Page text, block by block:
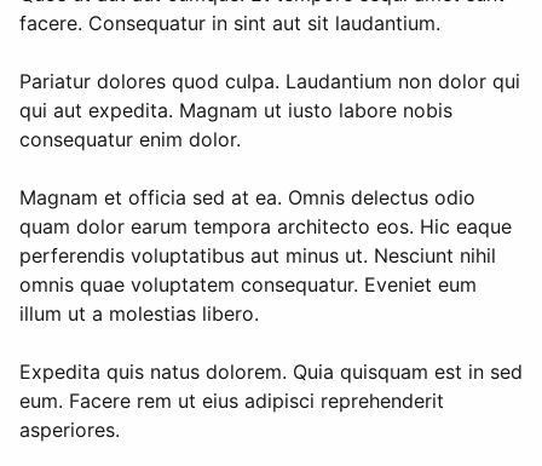
facere. Consequatur in sint aut sit laudantium.
Pariatur dolores quod culpa. Laudantium non dolor qui
qui aut expedita. Magnam ut iusto labore nobis
consequatur enim dolor.
Magnam et officia sed at ea. Omnis delectus odio
quam dolor earum tempora architecto eos. Hic eaque
perferendis voluptatibus aut minus ut. Nesciunt nihil
omnis quae voluptatem consequatur. Eveniet eum
illum ut a molestias libero.
Expedita quis natus dolorem. Quia quisquam est in sed
eum. Facere rem ut eius adipisci reprehenderit
asperiores.